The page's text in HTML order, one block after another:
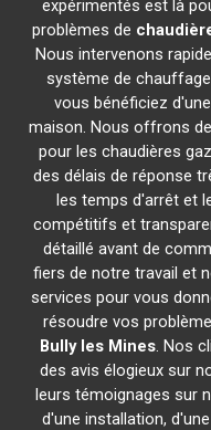
expérimentés est là
problèmes de
Nous intervenons
système de
vous bénéficiez
maison. Nous offrons
pour les chaudières
des délais de réponse
les temps d'arrêt et
compétitifs et
détaillé avant de
fiers de notre travail et
services pour vous
résoudre vos
Bully les Mines. Nos
des avis élogieux sur
leurs témoignages sur
d'une installation,